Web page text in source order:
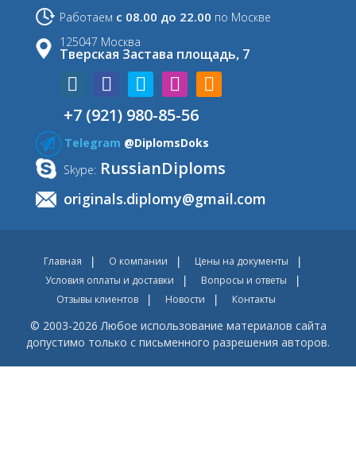
Работаем с 08.00 до 22.00 по Москве
125047 Москва
Тверская Застава площадь, 7
+7 (921) 980-85-56
Telegram @DiplomsDoks
Skype: RussianDiploms
originals.diplomy@gmail.com
Главная О компании
Цены на документы
Условия оплаты и доставки
Вопросы и ответы
Отзывы клиентов
Новости Контакты
© 2003-2026 Любое использование материалов сайта
допустимо только с письменного разрешения авторов.